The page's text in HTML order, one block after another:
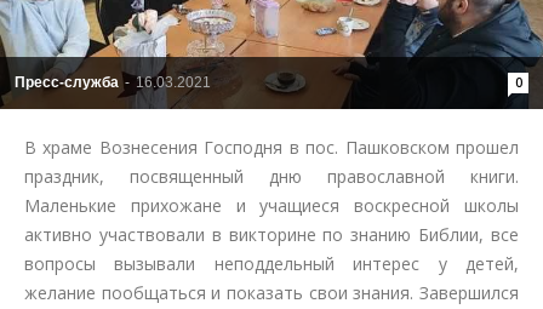
Пресс-служба - 16.03.2021 0
В храме Вознесения Господня в пос. Пашковском​ прошел
праздник, посвященный дню православной книги.
Маленькие прихожане и учащиеся воскресной школы
активно участвовали в викторине по знанию Библии, все
вопросы вызывали неподдельный интерес у детей,
желание пообщаться и показать свои знания. Завершился